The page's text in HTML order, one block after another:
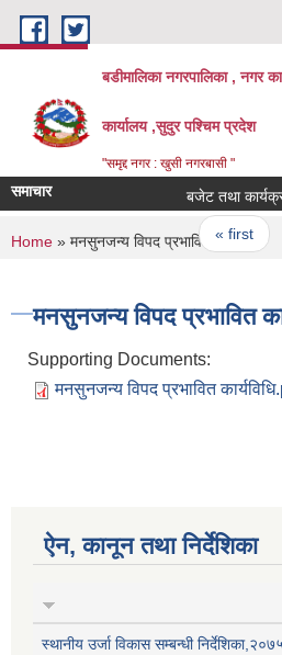
Skip to main content
बडीमालिका नगरपालिका , नगर
कार्यालय ,सुदुर पश्चिम प्रदेश
"समृद्द नगर : खुसी नगरबासी "
समाचार बजेट तथा कार्यक्रम
Pages
« first
You are here
Home » मनसुनजन्य विपद प्रभावित कार्यविधि
मनसुनजन्य विपद प्रभावित
Supporting Documents:
मनसुनजन्य विपद प्रभावित
ऐन, कानून तथा निर्देशिका
स्थानीय उर्जा विकास सम्बन्धी